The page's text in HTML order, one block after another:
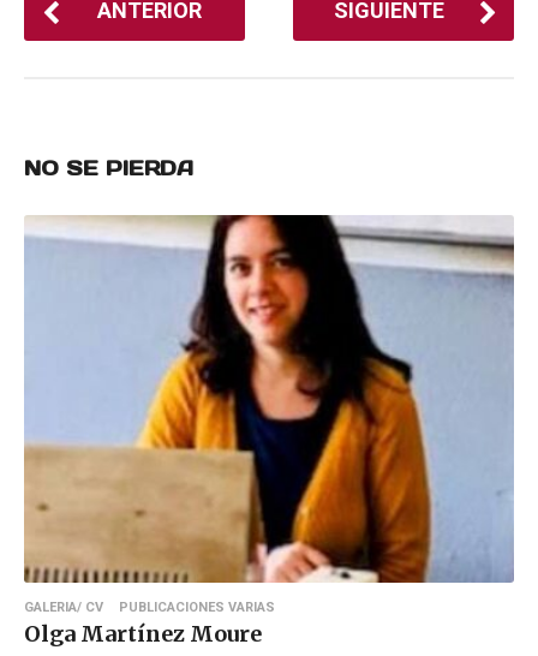
ANTERIOR SIGUIENTE
NO SE PIERDA
GALERIA/ CV PUBLICACIONES VARIAS
Olga Martínez Moure